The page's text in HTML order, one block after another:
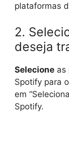
plataformas
2.
deseja
Selecione as
Spotify para
em
Spotify.